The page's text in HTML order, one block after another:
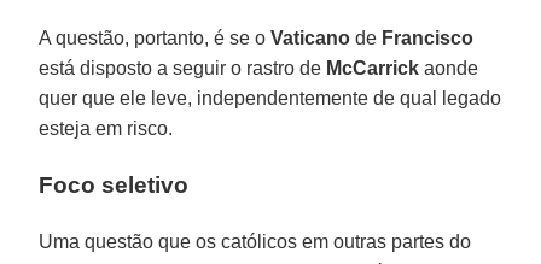
A questão, portanto, é se oVaticano de Francisco
está disposto a seguir o rastro de McCarrick aonde
quer que ele leve, independentemente de qual legado
esteja em risco.
Foco seletivo
Uma questão que os católicos em outras partes do